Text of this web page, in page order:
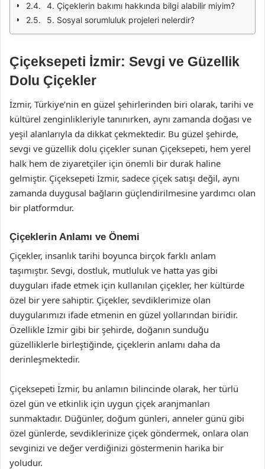
4. Çiçeklerin bakımı hakkında bilgi alabilir miyim?
5. Sosyal sorumluluk projeleri nelerdir?
Çiçeksepeti İzmir: Sevgi ve Güzellik
Dolu Çiçekler
İzmir, Türkiye’nin en güzel şehirlerinden biri olarak, tarihi ve
kültürel zenginlikleriyle tanınırken, aynı zamanda doğası ve
yeşil alanlarıyla da dikkat çekmektedir. Bu güzel şehirde,
sevgi ve güzellik dolu çiçekler sunan Çiçeksepeti, hem yerel
halk hem de ziyaretçiler için önemli bir durak haline
gelmiştir. Çiçeksepeti İzmir, sadece çiçek satışı değil, aynı
zamanda duygusal bağların güçlendirilmesine yardımcı olan
bir platformdur.
Çiçeklerin Anlamı ve Önemi
Çiçekler, insanlık tarihi boyunca birçok farklı anlam
taşımıştır. Sevgi, dostluk, mutluluk ve hatta yas gibi
duyguları ifade etmek için kullanılan çiçekler, her kültürde
özel bir yere sahiptir. Çiçekler, sevdiklerimize olan
duygularımızı ifade etmenin en güzel yollarından biridir.
Özellikle İzmir gibi bir şehirde, doğanın sunduğu
güzelliklerle birleştiğinde, çiçeklerin anlamı daha da
derinleşmektedir.
Çiçeksepeti İzmir, bu anlamın bilincinde olarak, her türlü
özel gün ve etkinlik için uygun çiçek aranjmanları
sunmaktadır. Düğünler, doğum günleri, anneler günü gibi
özel günlerde, sevdiklerinize çiçek göndermek, onlara olan
sevginizi ve değer verdiğinizi göstermenin harika bir
yoludur.